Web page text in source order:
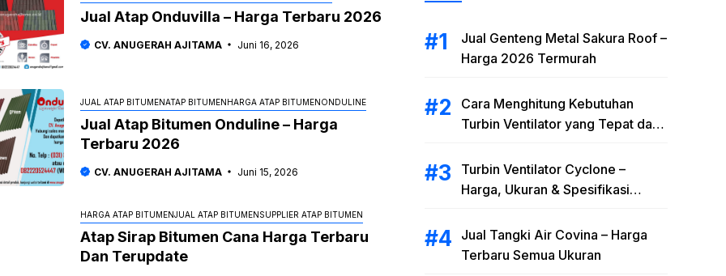
Jual Atap Onduvilla – Harga Terbaru 2026
CV. ANUGERAH AJITAMA Juni 16, 2026
JUAL ATAP BITUMENATAP BITUMENHARGA ATAP BITUMENONDULINE
Jual Atap Bitumen Onduline – Harga
Terbaru 2026
CV. ANUGERAH AJITAMA Juni 15, 2026
HARGA ATAP BITUMENJUAL ATAP BITUMENSUPPLIER ATAP BITUMEN
Atap Sirap Bitumen Cana Harga Terbaru
Dan Terupdate
Jual Genteng Metal Sakura Roof –
Harga 2026 Termurah
Cara Menghitung Kebutuhan
Turbin Ventilator yang Tepat dan
Turbin Ventilator Cyclone –
Harga, Ukuran & Spesifikasi
Jual Tangki Air Covina – Harga
Terbaru Semua Ukuran